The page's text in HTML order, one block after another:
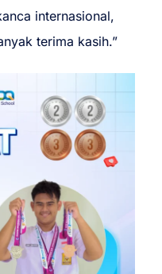
internasional,
terima kasih.”